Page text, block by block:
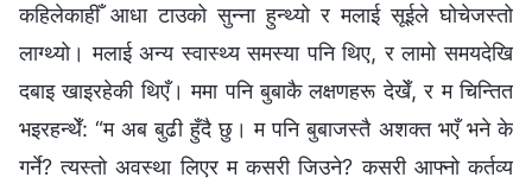
कहिलेकाहीँ आधा टाउको सुन्ना हुन्थ्यो र मलाई सूईले घोचेजस्तो
लाग्थ्यो। मलाई अन्य स्वास्थ्य समस्या पनि थिए, र लामो समयदेखि
दबाइ खाइरहेकी थिएँ। ममा पनि बुबाकै लक्षणहरू देखेँ, र म चिन्तित
भइरहन्थेँ: “म अब बुढी हुँदै छु। म पनि बुबाजस्तै अशक्त भएँ भने के
गर्ने? त्यस्तो अवस्था लिएर म कसरी जिउने? कसरी आफ्नो कर्तव्य